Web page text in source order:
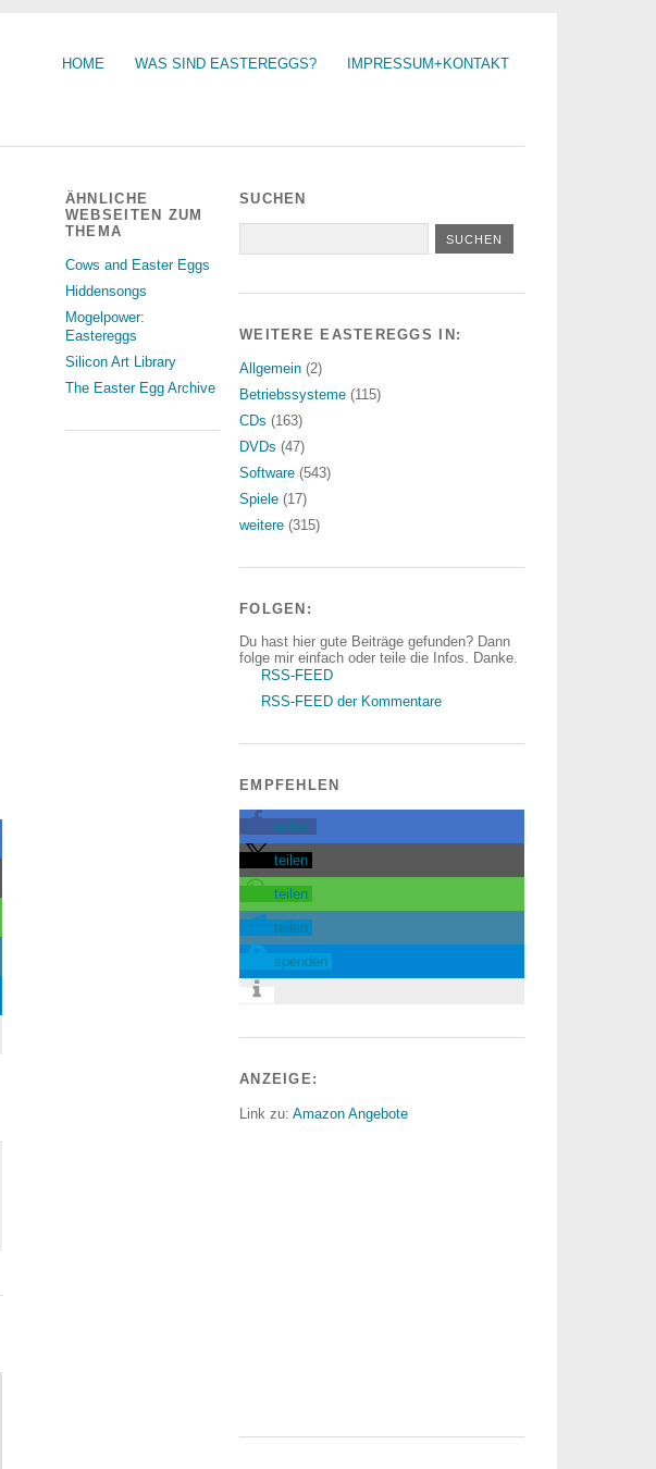
HOME WAS SIND EASTEREGGS? IMPRESSUM+KONTAKT
ÄHNLICHE
WEBSEITEN ZUM
THEMA
Cows and Easter Eggs
Hiddensongs
Mogelpower:
Eastereggs
Silicon Art Library
The Easter Egg Archive
SUCHEN
WEITERE EASTEREGGS IN:
Allgemein (2)
Betriebssysteme (115)
CDs (163)
DVDs (47)
Software (543)
Spiele (17)
weitere (315)
FOLGEN:
Du hast hier gute Beiträge gefunden? Dann
folge mir einfach oder teile die Infos. Danke.
RSS-FEED
RSS-FEED der Kommentare
EMPFEHLEN
teilen
teilen
teilen
teilen
spenden
ANZEIGE:
Link zu: Amazon Angebote